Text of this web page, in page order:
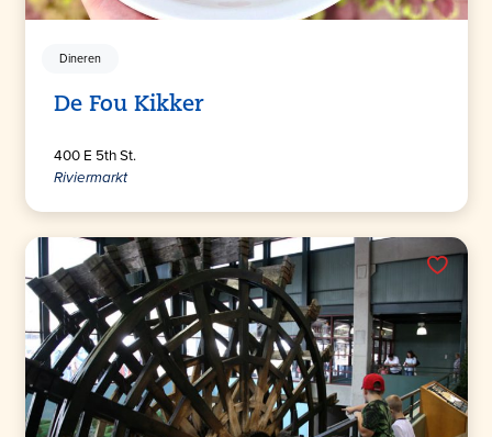
Dineren
De Fou Kikker
400 E 5th St.
Riviermarkt